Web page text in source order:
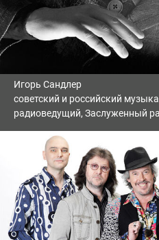
Игорь Сандлер
советский и российский
радиоведущий, Заслуженный